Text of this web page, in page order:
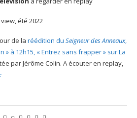
été 2022
de la réédition du Seigneur des Anneaux,
» à 12h15, « Entrez sans frapper » sur La
par Jérôme Colin. A écouter en replay,
.